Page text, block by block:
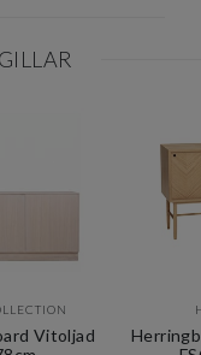
Vitoljad